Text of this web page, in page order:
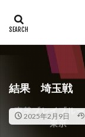
結果 埼玉戦
2025年2月9日